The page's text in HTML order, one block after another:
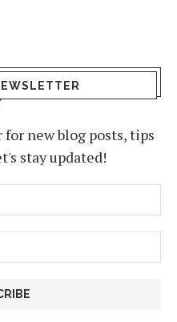
new blog posts, tips
stay updated!